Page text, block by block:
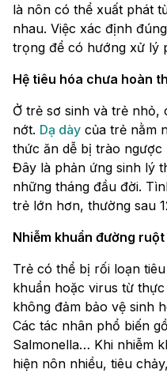
là nôn có thể xuất phát
nhau. Việc xác định
trọng để có hướng xử lý
Hệ tiêu hóa chưa hoàn
Ở trẻ sơ sinh và trẻ
nớt. Dạ dày của trẻ nằm
thức ăn dễ bị trào ngược
Đây là phản ứng sinh lý
những tháng đầu đời.
trẻ lớn hơn, thường sau
Nhiễm khuẩn đường ruột
Trẻ có thể bị rối loạn
khuẩn hoặc virus từ
không đảm bảo vệ sinh
Các tác nhân phổ biến
Salmonella… Khi nhiễm
hiện nôn nhiều, tiêu